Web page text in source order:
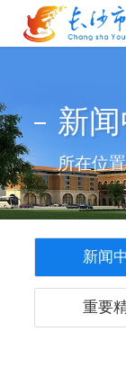
新
所在位
新闻
重要